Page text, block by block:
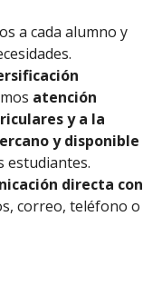
a cada alumno y
atención
y a la
y disponible
estudiantes.
directa con
correo, teléfono o